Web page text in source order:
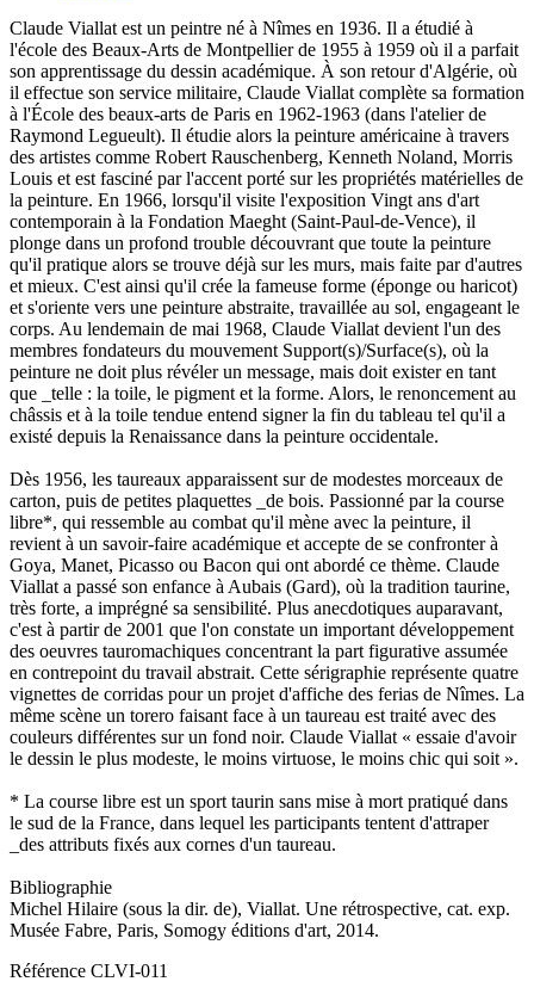
Claude Viallat est un peintre né à Nîmes en 1936. Il a étudié à
l'école des Beaux-Arts de Montpellier de 1955 à 1959 où il a parfait
son apprentissage du dessin académique. À son retour d'Algérie, où
il effectue son service militaire, Claude Viallat complète sa formation
à l'École des beaux-arts de Paris en 1962-1963 (dans l'atelier de
Raymond Legueult). Il étudie alors la peinture américaine à travers
des artistes comme Robert Rauschenberg, Kenneth Noland, Morris
Louis et est fasciné par l'accent porté sur les propriétés matérielles de
la peinture. En 1966, lorsqu'il visite l'exposition Vingt ans d'art
contemporain à la Fondation Maeght (Saint-Paul-de-Vence), il
plonge dans un profond trouble découvrant que toute la peinture
qu'il pratique alors se trouve déjà sur les murs, mais faite par d'autres
et mieux. C'est ainsi qu'il crée la fameuse forme (éponge ou haricot)
et s'oriente vers une peinture abstraite, travaillée au sol, engageant le
corps. Au lendemain de mai 1968, Claude Viallat devient l'un des
membres fondateurs du mouvement Support(s)/Surface(s), où la
peinture ne doit plus révéler un message, mais doit exister en tant
que _telle : la toile, le pigment et la forme. Alors, le renoncement au
châssis et à la toile tendue entend signer la fin du tableau tel qu'il a
existé depuis la Renaissance dans la peinture occidentale.
Dès 1956, les taureaux apparaissent sur de modestes morceaux de
carton, puis de petites plaquettes _de bois. Passionné par la course
libre*, qui ressemble au combat qu'il mène avec la peinture, il
revient à un savoir-faire académique et accepte de se confronter à
Goya, Manet, Picasso ou Bacon qui ont abordé ce thème. Claude
Viallat a passé son enfance à Aubais (Gard), où la tradition taurine,
très forte, a imprégné sa sensibilité. Plus anecdotiques auparavant,
c'est à partir de 2001 que l'on constate un important développement
des oeuvres tauromachiques concentrant la part figurative assumée
en contrepoint du travail abstrait. Cette sérigraphie représente quatre
vignettes de corridas pour un projet d'affiche des ferias de Nîmes. La
même scène un torero faisant face à un taureau est traité avec des
couleurs différentes sur un fond noir. Claude Viallat « essaie d'avoir
le dessin le plus modeste, le moins virtuose, le moins chic qui soit ».
* La course libre est un sport taurin sans mise à mort pratiqué dans
le sud de la France, dans lequel les participants tentent d'attraper
_des attributs fixés aux cornes d'un taureau.
Bibliographie
Michel Hilaire (sous la dir. de), Viallat. Une rétrospective, cat. exp.
Musée Fabre, Paris, Somogy éditions d'art, 2014.
Référence CLVI-011